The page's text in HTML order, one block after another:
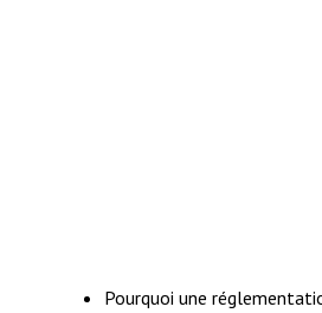
Pourquoi une